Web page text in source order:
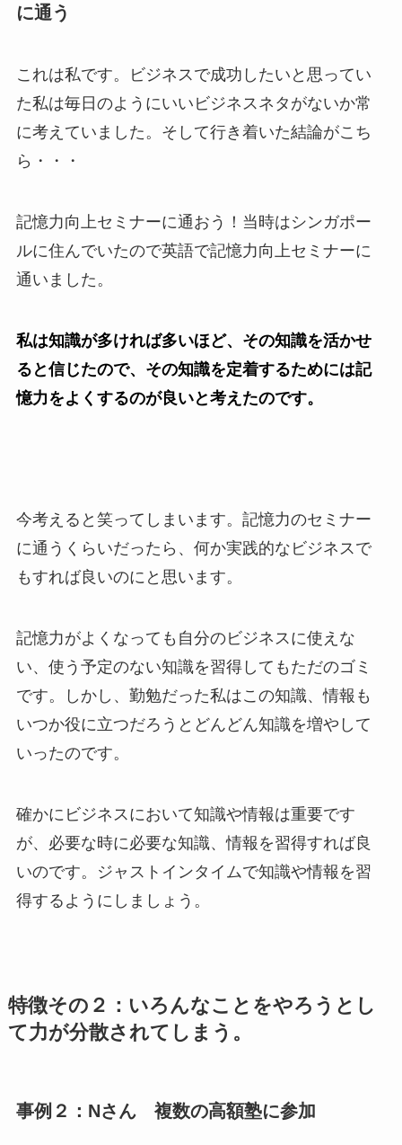
に通う
これは私です。ビジネスで成功したいと思ってい
た私は毎日のようにいいビジネスネタがないか常
に考えていました。そして行き着いた結論がこち
ら・・・
記憶力向上セミナーに通おう！当時はシンガポー
ルに住んでいたので英語で記憶力向上セミナーに
通いました。
私は知識が多ければ多いほど、その知識を活かせ
ると信じたので、その知識を定着するためには記
憶力をよくするのが良いと考えたのです。
今考えると笑ってしまいます。記憶力のセミナー
に通うくらいだったら、何か実践的なビジネスで
もすれば良いのにと思います。
記憶力がよくなっても自分のビジネスに使えな
い、使う予定のない知識を習得してもただのゴミ
です。しかし、勤勉だった私はこの知識、情報も
いつか役に立つだろうとどんどん知識を増やして
いったのです。
確かにビジネスにおいて知識や情報は重要です
が、必要な時に必要な知識、情報を習得すれば良
いのです。ジャストインタイムで知識や情報を習
得するようにしましょう。
特徴その２：いろんなことをやろうとし
て力が分散されてしまう。
事例２：Nさん 複数の高額塾に参加